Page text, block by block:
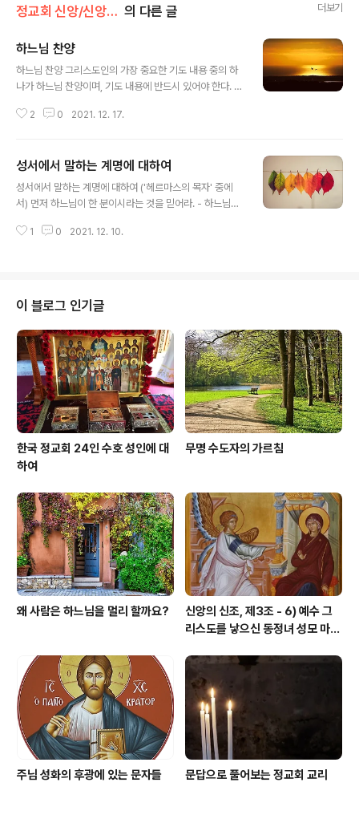
정교회 신앙/신앙 탐구 의 다른 글 더보기
하느님 찬양
하느님 찬양 그리스도인의 가장 중요한 기도 내용 중의 하
나가 하느님 찬양이며, 기도 내용에 반드시 있어야 한다. 하
무 중의 하나이기도 하다. 우리가 하느님을 찬양하는 이유
살 수 있도록 해주신 창조주이시기 때문이다. 애정이 가득
하신 아버지로서 우리의 삶을 지켜보시며 자상하게 보살펴
주시기 때문이다. 우리가 청원하는 모든 육적 영적 청원을
시기 때문이다. 무엇보다 더 중요한 것은 우리를 영원한 형
2 0 2021. 12. 17.
성서에서 말하는 계명에 대하여
성서에서 말하는 계명에 대하여 ('헤르마스의 목자' 중에
서) 먼저 하느님이 한 분이시라는 것을 믿어라. - 하느님은
로부터 존재하는 모든 것을 만들었고 모든 것을 포함하시
덕을 입을 것이며 네가 이러한 계명을 지킨다면 하느님에
게서 영원한 생명을 얻을 것이다. 그는 나에게 말했다. “성
실하고 순결하라. 그리하면 너는 사람의 생명을 파괴하는
악을 알지 못하는 작은 어린아이같이 될 것이다.” - 맨 먼저
어떤 사람에 대해서도 악평하지 말고 악평하는 사람에게
귀를 기울이는 것을 즐기지 마라..
1 0 2021. 12. 10.
이 블로그 인기글
한국 정교회 24인 수호 성인에 대
하여
무명 수도자의 가르침
왜 사람은 하느님을 멀리 할까요?
신앙의 신조, 제3조 - 6) 예수 그
리스도를 낳으신 동정녀 성모 마리
주님 성화의 후광에 있는 문자들 문답으로 풀어보는 정교회 교리